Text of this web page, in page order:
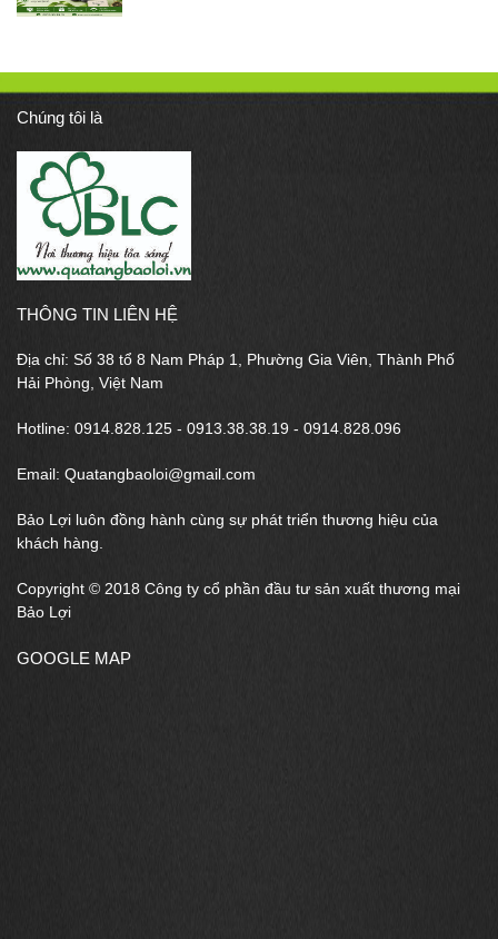
Chúng tôi là
THÔNG TIN LIÊN HỆ
Địa chỉ: Số 38 tổ 8 Nam Pháp 1, Phường Gia Viên, Thành Phố
Hải Phòng, Việt Nam
Hotline: 0914.828.125 - 0913.38.38.19 - 0914.828.096
Email: Quatangbaoloi@gmail.com
Bảo Lợi luôn đồng hành cùng sự phát triển thương hiệu của
khách hàng.
Copyright © 2018 Công ty cổ phần đầu tư sản xuất thương mại
Bảo Lợi
GOOGLE MAP